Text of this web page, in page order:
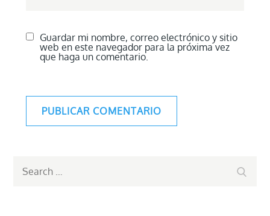
Guardar mi nombre, correo electrónico y sitio
web en este navegador para la próxima vez
que haga un comentario.